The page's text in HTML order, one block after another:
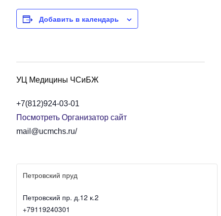
Добавить в календарь
УЦ Медицины ЧСиБЖ
+7(812)924-03-01
Посмотреть Организатор сайт
mail@ucmchs.ru/
Петровский пруд
Петровский пр. д.12 к.2
+79119240301